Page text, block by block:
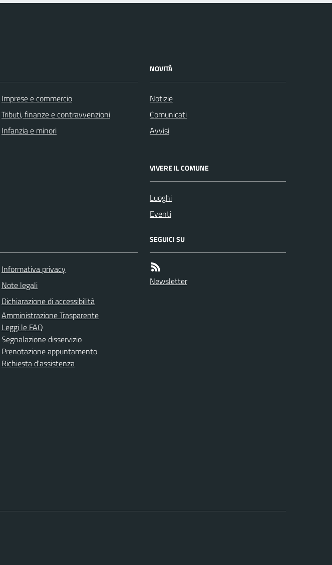
Imprese e commercio
Tributi, finanze e contravvenzioni
Infanzia e minori
NOVITÀ
Notizie
Comunicati
Avvisi
VIVERE IL COMUNE
Luoghi
Eventi
Informativa privacy
Note legali
Dichiarazione di accessibilità
Amministrazione Trasparente
Leggi le FAQ
Segnalazione disservizio
Prenotazione appuntamento
Richiesta d'assistenza
SEGUICI SU
Newsletter